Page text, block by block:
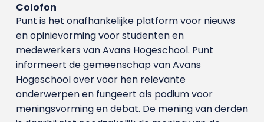
Colofon
Punt is het onafhankelijke platform voor nieuws
en opinievorming voor studenten en
medewerkers van Avans Hoge­school. Punt
informeert de gemeenschap van Avans
Hogeschool over voor hen relevante
onderwerpen en fungeert als podium voor
meningsvorming en debat. De mening van derden